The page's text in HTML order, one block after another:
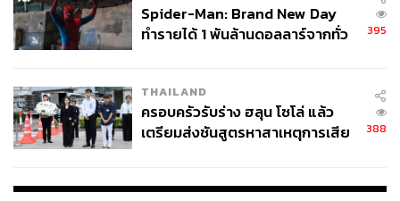
TAGS: อุตสาหกรรมบันเทิง Soft Power Milli T-POP
Spider-Man: Brand New Day
ทำรายได้ 1 พันล้านดอลลาร์จากทั่ว
395
THAILAND
ครอบครัวรับร่าง ฮลุน โซโล่ แล้ว
เตรียมส่งชันสูตรหาสาเหตุการเสีย
388